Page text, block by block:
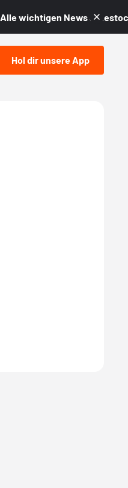
Alle wichtigen News &
Hol dir unsere App